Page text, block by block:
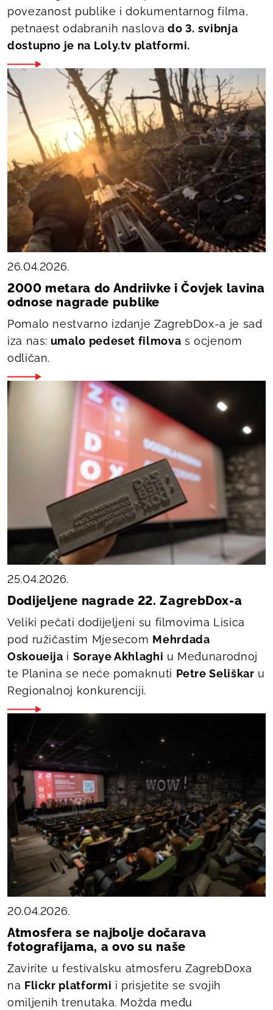
povezanost publike i dokumentarnog filma,
petnaest odabranih naslova do 3. svibnja
dostupno je na Loly.tv platformi.
26.04.2026.
2000 metara do Andriivke i Čovjek lavina
odnose nagrade publike
Pomalo nestvarno izdanje ZagrebDox-a je sad
iza nas: umalo pedeset filmova s ocjenom
odličan.
25.04.2026.
Dodijeljene nagrade 22. ZagrebDox-a
Veliki pečati dodijeljeni su filmovima Lisica
pod ružičastim Mjesecom Mehrdada
Oskoueija i Soraye Akhlaghi u Međunarodnoj
te Planina se neće pomaknuti Petre Seliškar u
Regionalnoj konkurenciji.
20.04.2026.
Atmosfera se najbolje dočarava
fotografijama, a ovo su naše
Zavirite u festivalsku atmosferu ZagrebDoxa
na Flickr platformi i prisjetite se svojih
omiljenih trenutaka. Možda među